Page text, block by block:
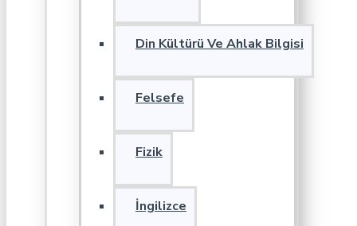
Din Kültürü Ve Ahlak Bilgisi
Felsefe
Fizik
İngilizce